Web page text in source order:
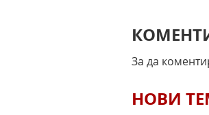
За да
НОВИ